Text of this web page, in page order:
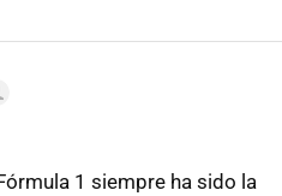
1 siempre ha sido la